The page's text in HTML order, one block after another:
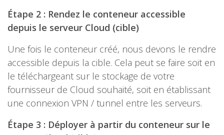
Étape 2 : Rendez le conteneur accessible
depuis le serveur Cloud (cible)
Une fois le conteneur créé, nous devons le rendre
accessible depuis la cible. Cela peut se faire soit en
le téléchargeant sur le stockage de votre
fournisseur de Cloud souhaité, soit en établissant
une connexion VPN / tunnel entre les serveurs.
Étape 3 : Déployer à partir du conteneur sur le